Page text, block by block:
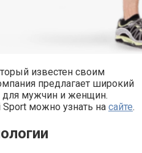
известен своим
предлагает широкий
мужчин и женщин.
можно узнать на сайте.